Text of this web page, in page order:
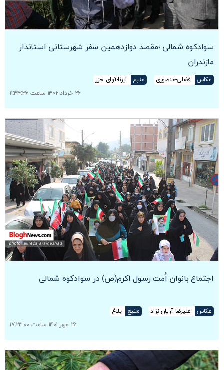
سوادکوه شمالی ؛مقصد دوازدهمین سفر شهرستانی استاندار
مازندران
عکاس فضلی-منصوری منبع
ایرنا-آوای خزر
۲۶ خرداد ۱۴۰۲ ساعت ۱۱:۴۴:۳۶
اجتماع بانوان اُمت رسول اکرم(ص) در سوادکوه شمالی
عکاس غلیرضا آریان نژاد منبع
بلاغ
۲۶ مهر ۱۴۰۱ ساعت ۱۷:۲۳:۰۰